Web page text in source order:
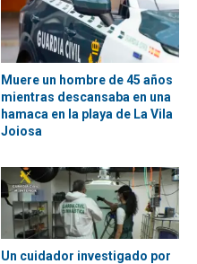
Muere un hombre de 45 años
mientras descansaba en una
hamaca en la playa de La Vila
Joiosa
Un cuidador investigado por